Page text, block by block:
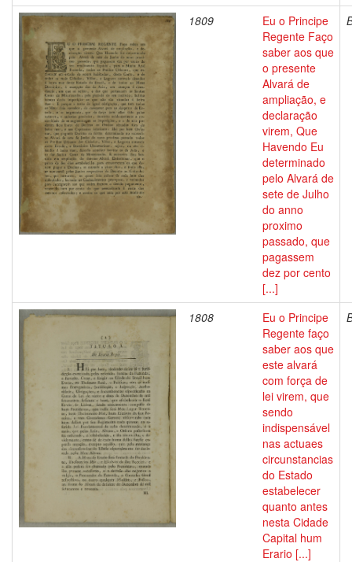
1809
Eu o Principe
Regente Faço
saber aos que
o presente
Alvará de
ampliação, e
declaração
virem, Que
Havendo Eu
determinado
pelo Alvará de
sete de Julho
do anno
proximo
passado, que
pagassem
dez por cento
[...]
1808
Eu o Principe
Regente faço
saber aos que
este alvará
com força de
lei virem, que
sendo
indispensável
nas actuaes
circunstancias
do Estado
estabelecer
quanto antes
nesta Cidade
Capital hum
Erario [...]